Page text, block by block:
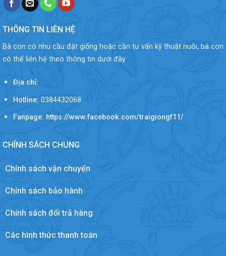
THÔNG TIN LIÊN HỆ
Bà con có nhu cầu đặt giống hoặc cần tư vấn kỹ thuật nuôi, bà con
có thể liên hệ theo thông tin dưới đây
Địa chỉ:
Hotline: 0384432068
Fanpage: https://www.facebook.com/traigiongf11/
CHÍNH SÁCH CHUNG
Chính sách vận chuyển
Chính sách bảo hành
Chính sách đổi trả hàng
Các hình thức thanh toán